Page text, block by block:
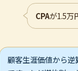
CPAが1.5万
顧客生涯価値から